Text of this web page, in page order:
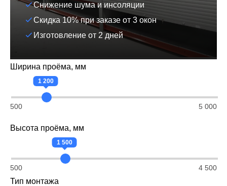
Снижение шума и инсоляции
Скидка 10% при заказе от 3 окон
Изготовление от 2 дней
Ширина проёма, мм
1 200
500 5 000
Высота проёма, мм
1 500
500 4 500
Тип монтажа